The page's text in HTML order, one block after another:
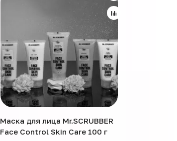
Маска для лица Mr.SCRUBBER
Face Control Skin Care 100 г